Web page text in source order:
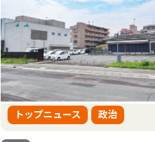
トップニュース 政治